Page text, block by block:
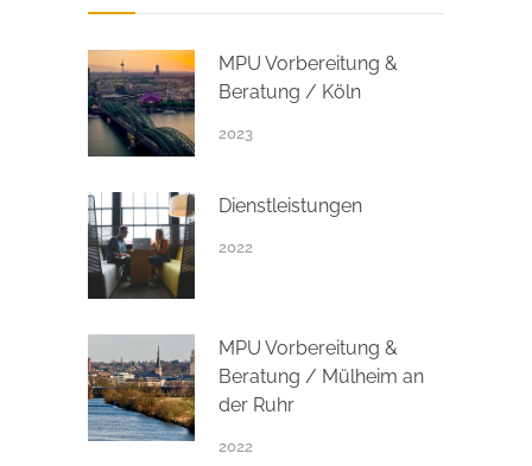
MPU Vorbereitung &
Beratung / Köln
2023
Dienstleistungen
2022
MPU Vorbereitung &
Beratung / Mülheim an
der Ruhr
2022